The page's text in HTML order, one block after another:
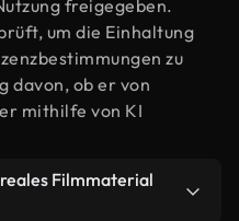
freigegeben.
um die Einhaltung
zu
davon, ob er von
mithilfe von KI
Filmmaterial